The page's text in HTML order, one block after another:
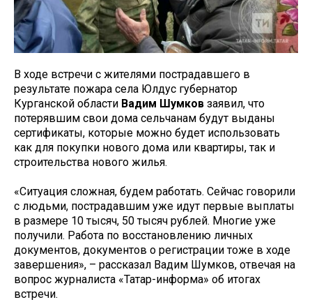
В ходе встречи с жителями пострадавшего в
результате пожара села Юлдус губернатор
Курганской области Вадим Шумков заявил, что
потерявшим свои дома сельчанам будут выданы
сертификаты, которые можно будет использовать
как для покупки нового дома или квартиры, так и
строительства нового жилья.
«Ситуация сложная, будем работать. Сейчас говорили
с людьми, пострадавшим уже идут первые выплаты
в размере 10 тысяч, 50 тысяч рублей. Многие уже
получили. Работа по восстановлению личных
документов, документов о регистрации тоже в ходе
завершения», – рассказал Вадим Шумков, отвечая на
вопрос журналиста «Татар-информа» об итогах
встречи.